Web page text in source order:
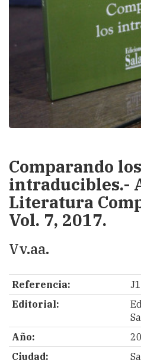
Comparando los
intraducibles.-
Literatura
Vol. 7, 2017.
Vv.aa.
Referencia:
Editorial:
Año:
Ciudad: